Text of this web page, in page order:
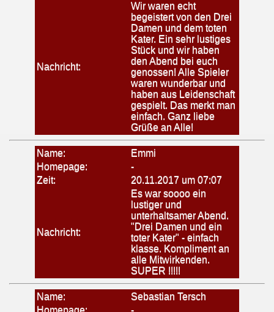
Nachricht:
Wir waren echt
begeistert von den Drei
Damen und dem toten
Kater. Ein sehr lustiges
Stück und wir haben
den Abend bei euch
genossen! Alle Spieler
waren wunderbar und
haben aus Leidenschaft
gespielt. Das merkt man
einfach. Ganz liebe
Grüße an Alle!
Name:
Emmi
Homepage:
-
Zeit:
20.11.2017 um 07:07
Nachricht:
Es war soooo ein
lustiger und
unterhaltsamer Abend.
"Drei Damen und ein
toter Kater" - einfach
klasse. Kompliment an
alle Mitwirkenden.
SUPER !!!!!
Name:
Sebastian Tersch